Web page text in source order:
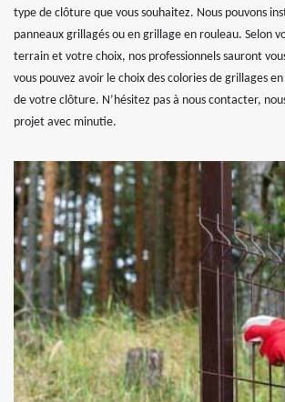
type de clôture que vous souhaitez. Nous pouvons
panneaux grillagés ou en grillage en rouleau. Selon
terrain et votre choix, nos professionnels sauront
vous pouvez avoir le choix des colories de grillages
de votre clôture. N’hésitez pas à nous contacter,
projet avec minutie.